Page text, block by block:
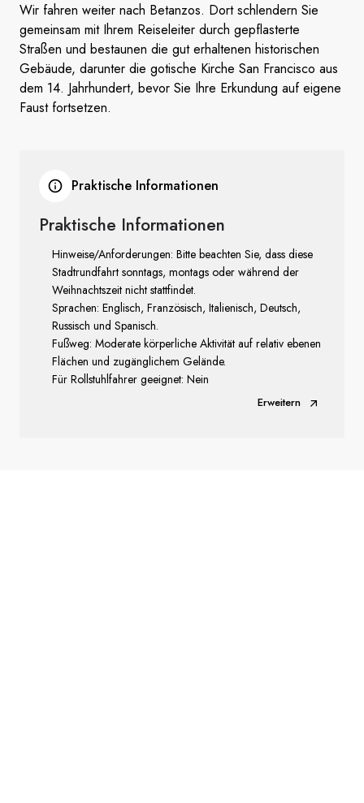
Wir fahren weiter nach Betanzos. Dort schlendern Sie
gemeinsam mit Ihrem Reiseleiter durch gepflasterte
Straßen und bestaunen die gut erhaltenen historischen
Gebäude, darunter die gotische Kirche San Francisco aus
dem 14. Jahrhundert, bevor Sie Ihre Erkundung auf eigene
Faust fortsetzen.
Praktische Informationen
Praktische Informationen
Hinweise/Anforderungen: Bitte beachten Sie, dass diese
Stadtrundfahrt sonntags, montags oder während der
Weihnachtszeit nicht stattfindet.
Sprachen: Englisch, Französisch, Italienisch, Deutsch,
Russisch und Spanisch.
Fußweg: Moderate körperliche Aktivität auf relativ ebenen
Flächen und zugänglichem Gelände.
Für Rollstuhlfahrer geeignet: Nein
Erweitern